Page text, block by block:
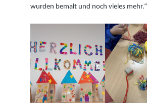
wurden bemalt und noch vieles mehr.“